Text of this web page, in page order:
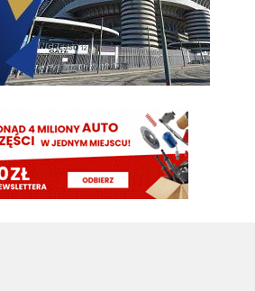
sparing z Interem (Sky): Di Gregorio -
Cambiaso - Locatelli Douglas Luiz -
- David